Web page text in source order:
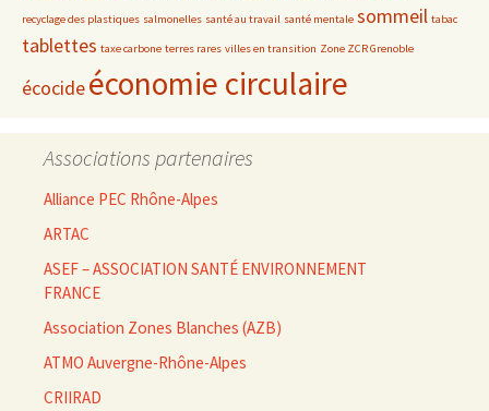
recyclage des plastiques salmonelles santé au travail santé mentale sommeil tabac
tablettes taxe carbone terres rares villes en transition Zone ZCR Grenoble
écocideéconomie circulaire
Associations partenaires
Alliance PEC Rhône-Alpes
ARTAC
ASEF – ASSOCIATION SANTÉ ENVIRONNEMENT
FRANCE
Association Zones Blanches (AZB)
ATMO Auvergne-Rhône-Alpes
CRIIRAD